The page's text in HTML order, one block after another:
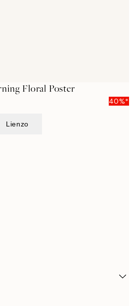
Floral Poster
40%*
Lienzo